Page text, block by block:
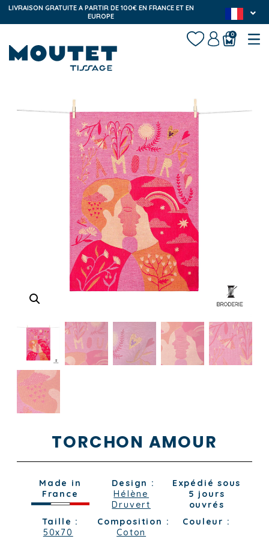
LIVRAISON GRATUITE A PARTIR DE 100€ EN FRANCE ET EN
EUROPE
0
TORCHON AMOUR
Made in
France
Design :
Hélène
Druvert
Expédié sous
5 jours
ouvrés
Taille :
50x70
Composition :
Coton
Couleur :